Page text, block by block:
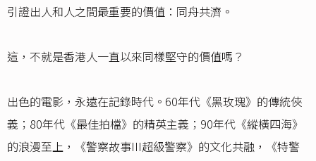
引證出人和人之間最重要的價值：同舟共濟。
這，不就是香港人一直以來同樣堅守的價值嗎？
出色的電影，永遠在記錄時代。60年代《黑玫瑰》的傳統俠
義；80年代《最佳拍檔》的精英主義；90年代《縱橫四海》
的浪漫至上，《警察故事III超級警察》的文化共融，《特警